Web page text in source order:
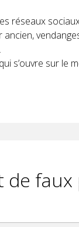
réseaux
s’ouvre sur le
de faux